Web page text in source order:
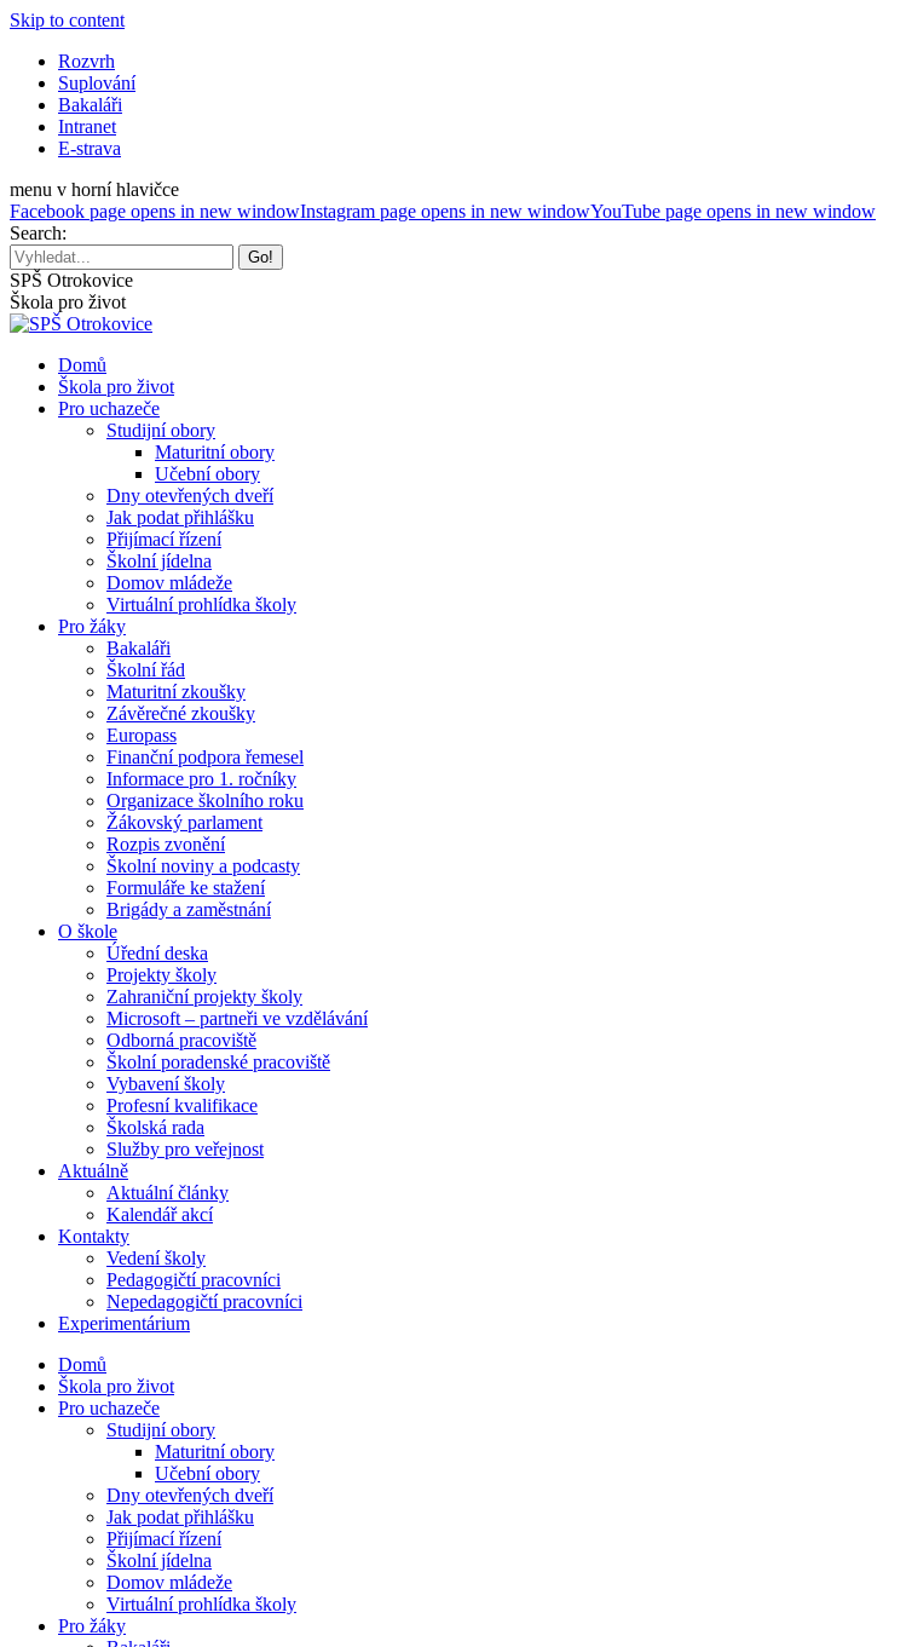
Skip to content
Rozvrh
Suplování
Bakaláři
Intranet
E-strava
menu v horní hlavičce
Facebook page opens in new windowInstagram page opens in new windowYouTube page opens in new window
Search:
SPŠ Otrokovice
Škola pro život
Domů
Škola pro život
Pro uchazeče
Studijní obory
Maturitní obory
Učební obory
Dny otevřených dveří
Jak podat přihlášku
Přijímací řízení
Školní jídelna
Domov mládeže
Virtuální prohlídka školy
Pro žáky
Bakaláři
Školní řád
Maturitní zkoušky
Závěrečné zkoušky
Europass
Finanční podpora řemesel
Informace pro 1. ročníky
Organizace školního roku
Žákovský parlament
Rozpis zvonění
Školní noviny a podcasty
Formuláře ke stažení
Brigády a zaměstnání
O škole
Úřední deska
Projekty školy
Zahraniční projekty školy
Microsoft – partneři ve vzdělávání
Odborná pracoviště
Školní poradenské pracoviště
Vybavení školy
Profesní kvalifikace
Školská rada
Služby pro veřejnost
Aktuálně
Aktuální články
Kalendář akcí
Kontakty
Vedení školy
Pedagogičtí pracovníci
Nepedagogičtí pracovníci
Experimentárium
Domů
Škola pro život
Pro uchazeče
Studijní obory
Maturitní obory
Učební obory
Dny otevřených dveří
Jak podat přihlášku
Přijímací řízení
Školní jídelna
Domov mládeže
Virtuální prohlídka školy
Pro žáky